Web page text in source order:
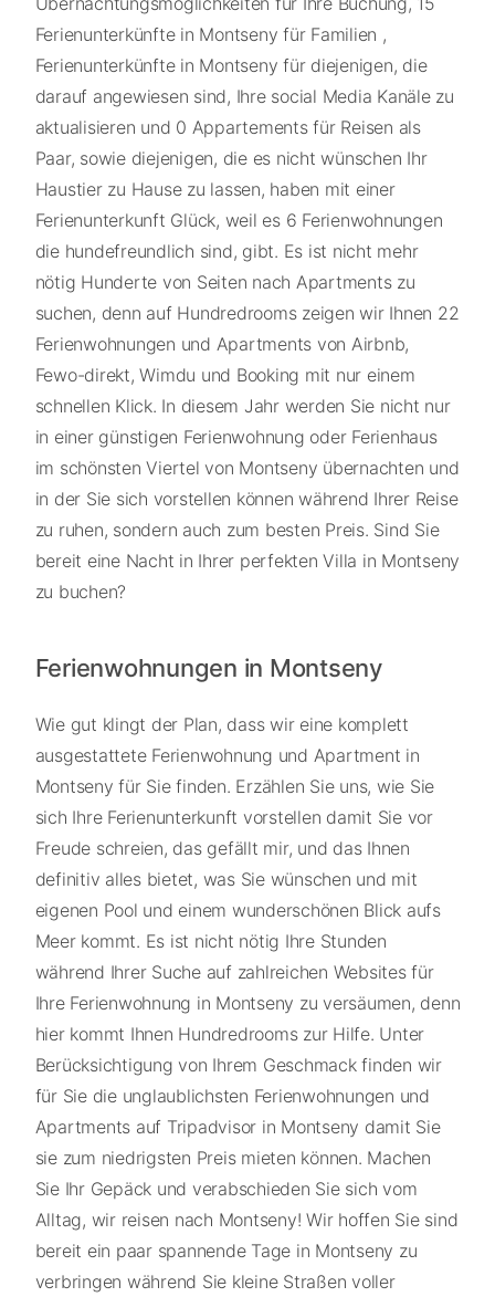
Ferienunterkünfte in Montseny für Familien ,
Ferienunterkünfte in Montseny für diejenigen, die
darauf angewiesen sind, Ihre social Media Kanäle zu
aktualisieren und 0 Appartements für Reisen als
Paar, sowie diejenigen, die es nicht wünschen Ihr
Haustier zu Hause zu lassen, haben mit einer
Ferienunterkunft Glück, weil es 6 Ferienwohnungen
die hundefreundlich sind, gibt. Es ist nicht mehr
nötig Hunderte von Seiten nach Apartments zu
suchen, denn auf Hundredrooms zeigen wir Ihnen 22
Ferienwohnungen und Apartments von Airbnb,
Fewo-direkt, Wimdu und Booking mit nur einem
schnellen Klick. In diesem Jahr werden Sie nicht nur
in einer günstigen Ferienwohnung oder Ferienhaus
im schönsten Viertel von Montseny übernachten und
in der Sie sich vorstellen können während Ihrer Reise
zu ruhen, sondern auch zum besten Preis. Sind Sie
bereit eine Nacht in Ihrer perfekten Villa in Montseny
zu buchen?
Ferienwohnungen in Montseny
Wie gut klingt der Plan, dass wir eine komplett
ausgestattete Ferienwohnung und Apartment in
Montseny für Sie finden. Erzählen Sie uns, wie Sie
sich Ihre Ferienunterkunft vorstellen damit Sie vor
Freude schreien, das gefällt mir, und das Ihnen
definitiv alles bietet, was Sie wünschen und mit
eigenen Pool und einem wunderschönen Blick aufs
Meer kommt. Es ist nicht nötig Ihre Stunden
während Ihrer Suche auf zahlreichen Websites für
Ihre Ferienwohnung in Montseny zu versäumen, denn
hier kommt Ihnen Hundredrooms zur Hilfe. Unter
Berücksichtigung von Ihrem Geschmack finden wir
für Sie die unglaublichsten Ferienwohnungen und
Apartments auf Tripadvisor in Montseny damit Sie
sie zum niedrigsten Preis mieten können. Machen
Sie Ihr Gepäck und verabschieden Sie sich vom
Alltag, wir reisen nach Montseny! Wir hoffen Sie sind
bereit ein paar spannende Tage in Montseny zu
verbringen während Sie kleine Straßen voller